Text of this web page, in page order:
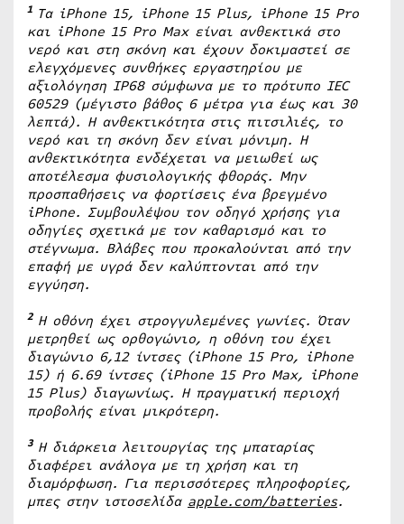
1 Τα iPhone 15, iPhone 15Plus, iPhone 15Pro
και iPhone 15Pro Maxείναι ανθεκτικά στο
νερό και στη σκόνη και έχουν δοκιμαστεί σε
ελεγχόμενες συνθήκες εργαστηρίου με
αξιολόγηση IP68 σύμφωνα με το πρότυπο IEC
60529 (μέγιστο βάθος 6 μέτρα για έως και 30
λεπτά). Η ανθεκτικότητα στις πιτσιλιές, το
νερό και τη σκόνη δεν είναι μόνιμη. Η
ανθεκτικότητα ενδέχεται να μειωθεί ως
αποτέλεσμα φυσιολογικής φθοράς. Μην
προσπαθήσεις να φορτίσεις ένα βρεγμένο
iPhone. Συμβουλέψου τον οδηγό χρήσης για
οδηγίες σχετικά με τον καθαρισμό και το
στέγνωμα. Βλάβες που προκαλούνται από την
επαφή με υγρά δεν καλύπτονται από την
εγγύηση.
2 Η οθόνη έχει στρογγυλεμένες γωνίες. Όταν
μετρηθεί ως ορθογώνιο, η οθόνη του έχει
διαγώνιο 6,12 ίντσες (iPhone 15 Pro, iPhone
15) ή 6.69 ίντσες (iPhone 15 Pro Max, iPhone
15 Plus) διαγωνίως. Η πραγματική περιοχή
προβολής είναι μικρότερη.
3 Η διάρκεια λειτουργίας της μπαταρίας
διαφέρει ανάλογα με τη χρήση και τη
διαμόρφωση. Για περισσότερες πληροφορίες,
μπες στην ιστοσελίδα apple.com/batteries.